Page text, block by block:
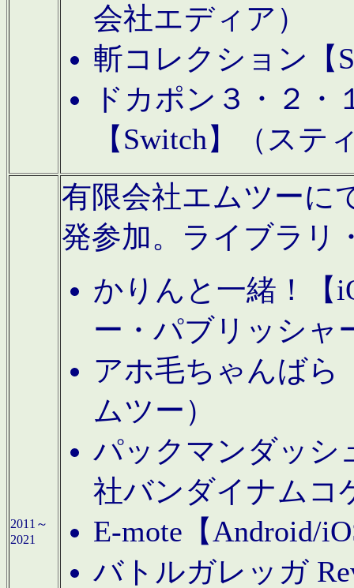
会社エディア）
斬コレクション【
ドカポン３・２
【Switch】（ステ
2011～
2021
有限会社エムツーに
発参加。ライブラリ
かりんと一緒！【
ー・パブリッシャ
アホ毛ちゃんばら
ムツー）
パックマンダッシ
社バンダイナムコ
E-mote【Android/
バトルガレッガ